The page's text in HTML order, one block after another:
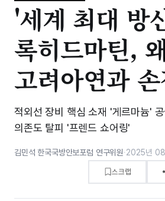
'세계 최대 방
록히드마틴,
고려아연과
적외선 장비 핵심 소재 '게르마늄'
의존도 탈피 '프렌드 쇼어링'
김민석 한국국방안보포럼 연구위원·2025년
스크랩